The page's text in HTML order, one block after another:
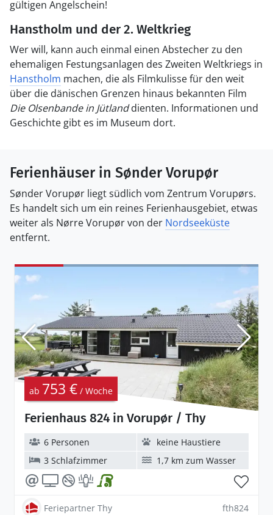
gültigen Angelschein!
Hanstholm und der 2. Weltkrieg
Wer will, kann auch einmal einen Abstecher zu den
ehemaligen Festungsanlagen des Zweiten Weltkriegs in
Hanstholm machen, die als Filmkulisse für den weit
über die dänischen Grenzen hinaus bekannten Film
Die Olsenbande in Jütlanddienten. Informationen und
Geschichte gibt es im Museum dort.
Ferienhäuser in Sønder Vorupør
Sønder Vorupør liegt südlich vom Zentrum Vorupørs.
Es handelt sich um ein reines Ferienhausgebiet, etwas
weiter als Nørre Vorupør von der Nordseeküste
entfernt.
Ferienhaus 824 in Vorupør / Thy
ab 753 € / Woche
6 Personen
keine Haustiere
3 Schlafzimmer
1,7 km zum Wasser
Feriepartner Thy fth824